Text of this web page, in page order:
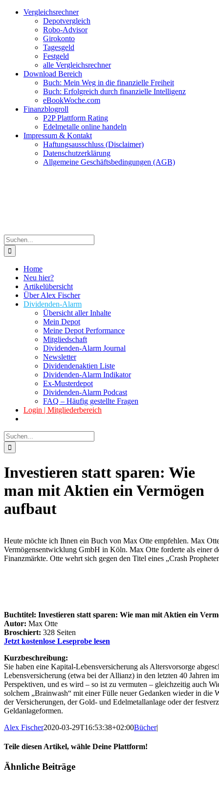
Zum
Facebook
Twitter
Instagram
Pinterest
YouTubeVergleichsrechner
Depotvergleich
Robo-Advisor
Girokonto
Tagesgeld
Festgeld
alle Vergleichsrechner
Download Bereich
Buch: Mein Weg in die finanzielle Freiheit
Buch: Erfolgreich durch finanzielle Intelligenz
eBookWoche.com
Finanzblogroll
P2P Plattform Rating
Edelmetalle online handeln
Impressum & Kontakt
Haftungsausschluss (Disclaimer)
Datenschutzerklärung
Allgemeine Geschäftsbedingungen (AGB)
Suche
nach:
Home
Neu hier?
Artikelübersicht
Über Alex Fischer
Dividenden-Alarm
Übersicht aller Inhalte
Mein Depot
Meine Depot Performance
Mitgliedschaft
Dividenden-Alarm Journal
Newsletter
Dividendenaktien Liste
Dividenden-Alarm Indikator
Ex-Musterdepot
Dividenden-Alarm Podcast
FAQ – Häufig gestellte Fragen
Login | Mitgliederbereich
Suche
nach:
Investieren statt sparen: Wie
man mit Aktien ein Vermögen
aufbaut
Heute möchte ich Ihnen ein Buch von Max Otte empfehlen. Max
Vermögensentwicklung GmbH in Köln. Max Otte forderte als einer
Finanzmärkte. Otte wehrt sich gegen den Titel eines „Crash
Buchtitel: Investieren statt sparen: Wie man mit Aktien ein
Autor: Max Otte
Broschiert: 328 Seiten
Jetzt kostenlose Leseprobe lesen
Kurzbeschreibung:
Sie haben eine Kapital-Lebensversicherung als Altersvorsorge
Lebensversicherung (etwa bei der Allianz) in den letzten 40 Jahren
Perspektiven, und es wird – so ist zu vermuten – gleichzeitig auch
solchem „Brainwash“ mit einer Fülle neuer Gedanken wieder in die
der Versicherungen, der Gold- und Edelmetallanlage oder der
Geldanlageformen.
Alex Fischer2020-03-29T16:53:38+02:00Bücher|
Teile diesen Artikel, wähle Deine Plattform!
Facebook
Twitter
Reddit
LinkedIn
Tumblr
Pinterest
Vk
E-
Ähnliche Beiträge